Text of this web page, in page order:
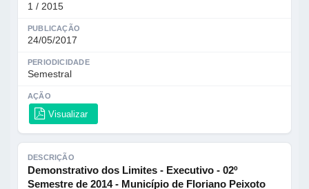
1 / 2015
PUBLICAÇÃO
24/05/2017
PERIODICIDADE
Semestral
AÇÃO
Visualizar
DESCRIÇÃO
Demonstrativo dos Limites - Executivo - 02º
Semestre de 2014 - Município de Floriano Peixoto